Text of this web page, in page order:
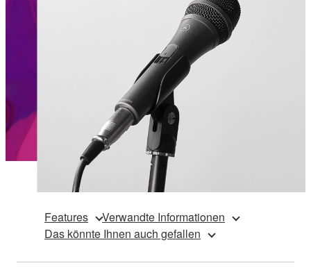
Features
Verwandte Informationen
Das könnte Ihnen auch gefallen